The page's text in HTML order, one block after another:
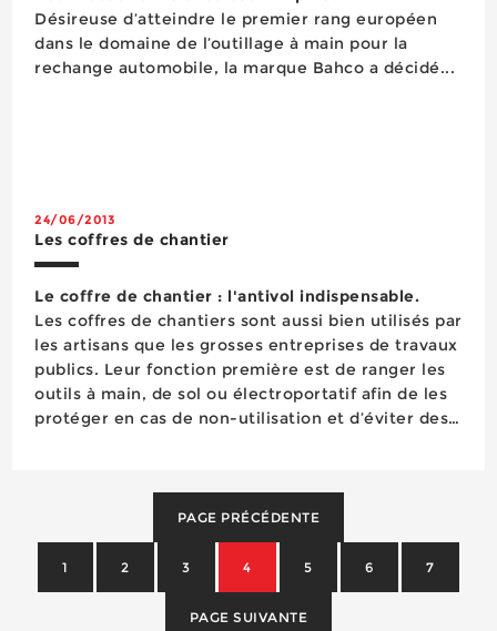
Désireuse d’atteindre le premier rang européen
dans le domaine de l’outillage à main pour la
rechange automobile, la marque Bahco a décidé...
24/06/2013
Les coffres de chantier
Le coffre de chantier : l'antivol indispensable.
Les coffres de chantiers sont aussi bien utilisés par
les artisans que les grosses entreprises de travaux
publics. Leur fonction première est de ranger les
outils à main, de sol ou électroportatif afin de les
protéger en cas de non-utilisation et d’éviter des
PAGE PRÉCÉDENTE
1 2 3 4 5 6 7
PAGE SUIVANTE